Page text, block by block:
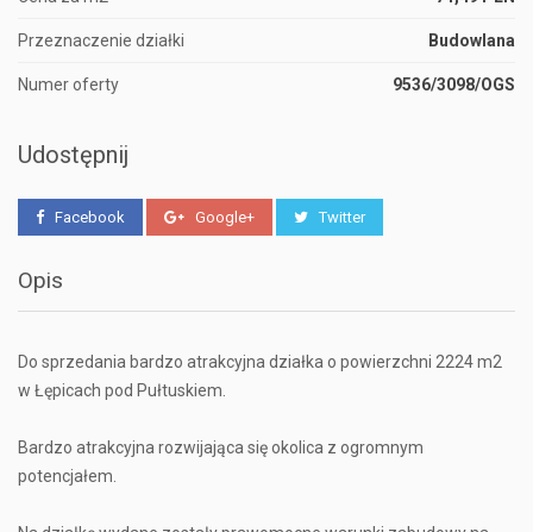
Przeznaczenie działki Budowlana
Numer oferty 9536/3098/OGS
Udostępnij
Facebook Google+ Twitter
Opis
Do sprzedania bardzo atrakcyjna działka o powierzchni 2224 m2
w Łępicach pod Pułtuskiem.
Bardzo atrakcyjna rozwijająca się okolica z ogromnym
potencjałem.